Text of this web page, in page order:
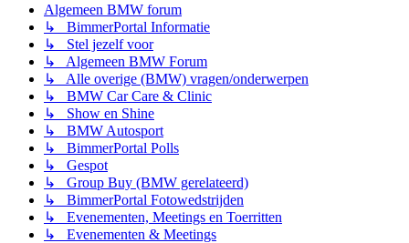
Algemeen BMW forum
↳ BimmerPortal Informatie
↳ Stel jezelf voor
↳ Algemeen BMW Forum
↳ Alle overige (BMW) vragen/onderwerpen
↳ BMW Car Care & Clinic
↳ Show en Shine
↳ BMW Autosport
↳ BimmerPortal Polls
↳ Gespot
↳ Group Buy (BMW gerelateerd)
↳ BimmerPortal Fotowedstrijden
↳ Evenementen, Meetings en Toerritten
↳ Evenementen & Meetings